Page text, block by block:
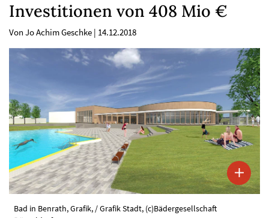
Investitionen von 408 Mio €
Von Jo Achim Geschke | 14.12.2018
Bad in Benrath, Grafik, / Grafik Stadt, (c)Bädergesellschaft